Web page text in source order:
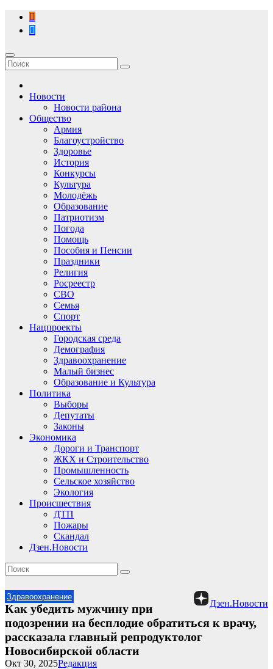
Перейти
содержимому
Новости
Новости района
Общество
Армия
Благоустройство
Здоровье
История
Конкурсы
Культура
Молодёжь
Образование
Патриотизм
Погода
Помощь
Пособия и Пенсии
Праздники
Религия
Росреестр
СВО
Семья
Спорт
Нацпроекты
Городская среда
Демография
Здравоохранение
Малый бизнес
Образование и Культура
Политика
Выборы
Депутаты
Законы
Экономика
Дороги и Транспорт
ЖКХ и Строительство
Промышленность
Сельское хозяйство
Экология
Происшествия
ДТП
Пожары
Скандал
Дзен.Новости
Здравоохранение
Дзен.Новости
Как убедить мужчину при
подозрении на бесплодие обратиться к врачу,
рассказала главный репродуктолог
Новосибирской области
Редакция
Окт 30, 2025